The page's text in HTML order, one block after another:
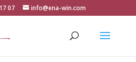
07 info@ena-win.com